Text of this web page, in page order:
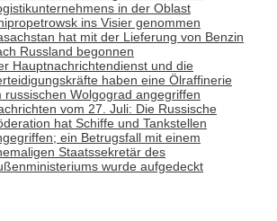
in der Oblast
ins Visier genommen
hat mit der Lieferung von Benzin
Russland begonnen
Hauptnachrichtendienst und die
haben eine Ölraffinerie
russischen Wolgograd angegriffen
vom 27. Juli: Die Russische
hat Schiffe und Tankstellen
ein Betrugsfall mit einem
Staatssekretär des
wurde aufgedeckt